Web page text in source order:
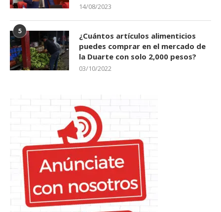
14/08/2023
5
¿Cuántos artículos alimenticios
puedes comprar en el mercado de
la Duarte con solo 2,000 pesos?
03/10/2022